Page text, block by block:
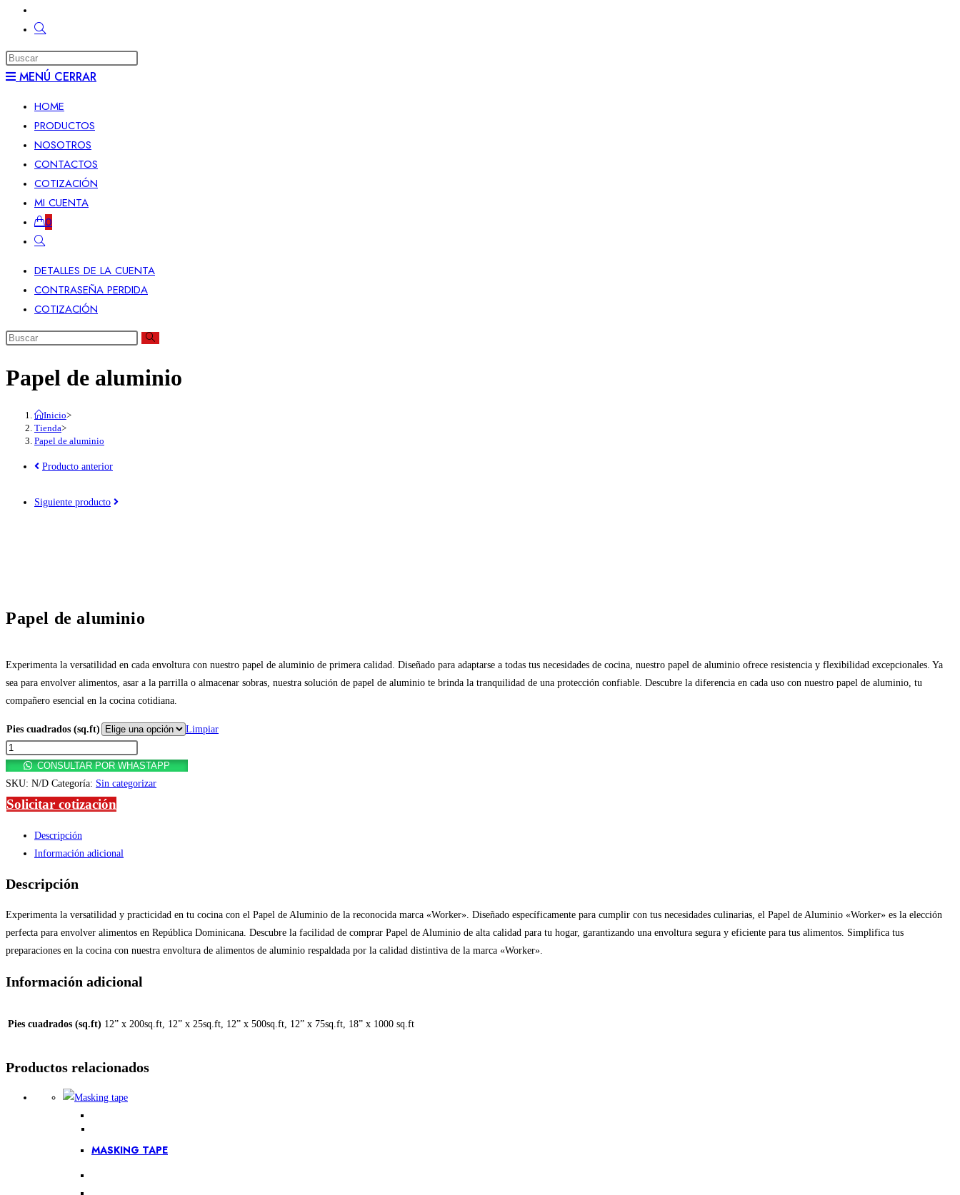
MENÚ CERRAR
HOME
PRODUCTOS
NOSOTROS
CONTACTOS
COTIZACIÓN
MI CUENTA
0
DETALLES DE LA CUENTA
CONTRASEÑA PERDIDA
COTIZACIÓN
Papel de aluminio
Inicio>
Tienda>
Papel de aluminio
Producto anterior
Siguiente producto
Papel de aluminio
Experimenta la versatilidad en cada envoltura con nuestro papel de aluminio de primera calidad. Diseñado para adaptarse a todas tus necesidades de cocina, nuestro papel de aluminio ofrece resistencia y flexibilidad excepcionales. Ya
sea para envolver alimentos, asar a la parrilla o almacenar sobras, nuestra solución de papel de aluminio te brinda la tranquilidad de una protección confiable. Descubre la diferencia en cada uso con nuestro papel de aluminio, tu
compañero esencial en la cocina cotidiana.
Pies cuadrados (sq.ft) Limpiar
CONSULTAR POR WHASTAPP
SKU: N/D Categoría: Sin categorizar
Solicitar cotización
Descripción
Información adicional
Descripción
Experimenta la versatilidad y practicidad en tu cocina con el Papel de Aluminio de la reconocida marca «Worker». Diseñado específicamente para cumplir con tus necesidades culinarias, el Papel de Aluminio «Worker» es la elección
perfecta para envolver alimentos en República Dominicana. Descubre la facilidad de comprar Papel de Aluminio de alta calidad para tu hogar, garantizando una envoltura segura y eficiente para tus alimentos. Simplifica tus
preparaciones en la cocina con nuestra envoltura de alimentos de aluminio respaldada por la calidad distintiva de la marca «Worker».
Información adicional
Pies cuadrados (sq.ft) 12” x 200sq.ft, 12” x 25sq.ft, 12” x 500sq.ft, 12” x 75sq.ft, 18” x 1000 sq.ft
Productos relacionados
MASKING TAPE